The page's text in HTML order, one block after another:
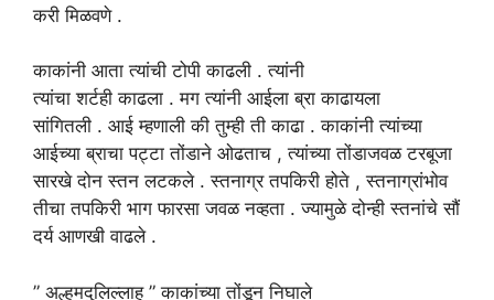
करी मिळवणे .
काकांनी आतात्यांचीटोपीकाढली .त्यांनी
त्यांचाशर्टहीकाढला . मग त्यांनी आईला ब्रा काढायला
सांगितली . आई म्हणालीकीतुम्ही ती काढा . काकांनी त्यांच्या
आईच्या ब्राचा पट्टा तोंडाने ओढताच , त्यांच्या तोंडाजवळ टरबूजा
सारखे दोन स्तन लटकले . स्तनाग्र तपकिरी होते , स्तनाग्रांभोव
तीचा तपकिरी भाग फारसा जवळ नव्हता . ज्यामुळे दोन्ही स्तनांचे सौं
दर्य आणखी वाढले .
” अल्हमदुलिल्लाह ” काकांच्यातोंडूननिघाले